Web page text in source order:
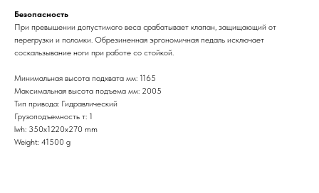
Безопасность
При превышении допустимого веса срабатывает клапан, защищающий от
перегрузки и поломки. Обрезиненная эргономичная педаль исключает
соскальзывание ноги при работе со стойкой.
Минимальная высота подхвата мм: 1165
Максимальная высота подъема мм: 2005
Тип привода: Гидравлический
Грузоподъемность т: 1
lwh: 350x1220x270 mm
Weight: 41500 g